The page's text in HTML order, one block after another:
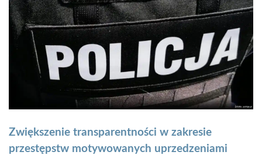
Zwiększenie transparentności w zakresie
przestępstw motywowanych uprzedzeniami